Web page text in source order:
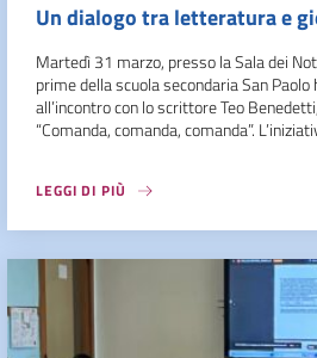
Un dialogo tra letteratura e
Martedì 31 marzo, presso la Sala dei
prime della scuola secondaria San
all’incontro con lo scrittore Teo
“Comanda, comanda, comanda”.
LEGGI DI PIÙ